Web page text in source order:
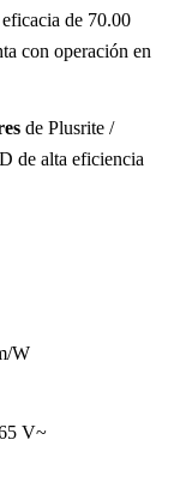
de 70.00
con operación en
de Plusrite /
de alta eficiencia
W
V~